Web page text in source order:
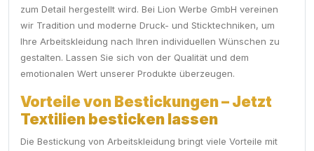
zum Detail hergestellt wird. Bei Lion Werbe GmbH vereinen
wir Tradition und moderne Druck- und Sticktechniken, um
Ihre Arbeitskleidung nach Ihren individuellen Wünschen zu
gestalten. Lassen Sie sich von der Qualität und dem
emotionalen Wert unserer Produkte überzeugen.
Vorteile von Bestickungen – Jetzt
Textilien besticken lassen
Die Bestickung von Arbeitskleidung bringt viele Vorteile mit